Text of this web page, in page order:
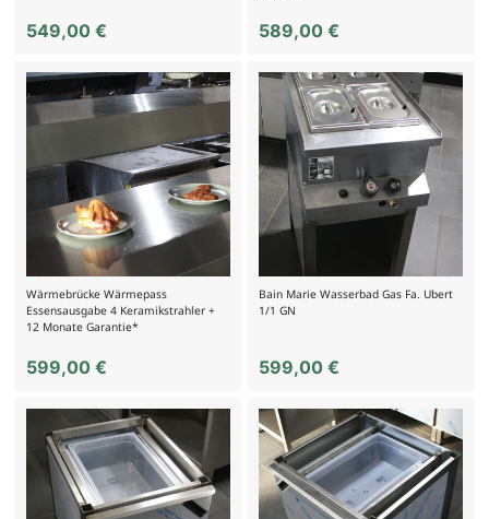
549,00 € 589,00€
Wärmebrücke Wärmepass
Essensausgabe 4 Keramikstrahler +
12 Monate Garantie*
599,00 €
Bain Marie Wasserbad Gas Fa. Ubert
1/1 GN
599,00€